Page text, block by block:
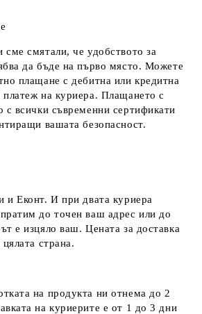
смятали, че удобството за
да бъде на първо място. Можете
плащане с дебитна или кредитна
платеж на куриера. Плащането с
с всички съвременни сертификати
вашата безопасност.
и Еконт. И при двата куриера
до точен ваш адрес или до
е изцяло ваш. Цената за доставка
страна.
на продукта ни отнема до 2
на куриерите е от 1 до 3 дни